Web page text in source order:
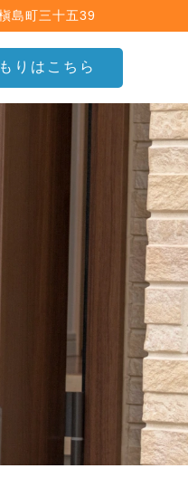
槇島町三十五39
りはこちら